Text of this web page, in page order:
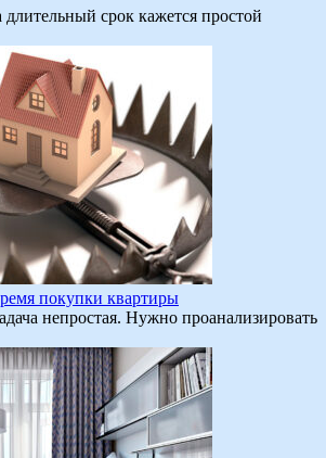
срок кажется простой
покупки квартиры
непростая. Нужно проанализировать